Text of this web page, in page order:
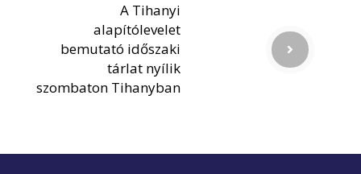
A Tihanyi
alapítólevelet
bemutató időszaki
tárlat nyílik
szombaton Tihanyban